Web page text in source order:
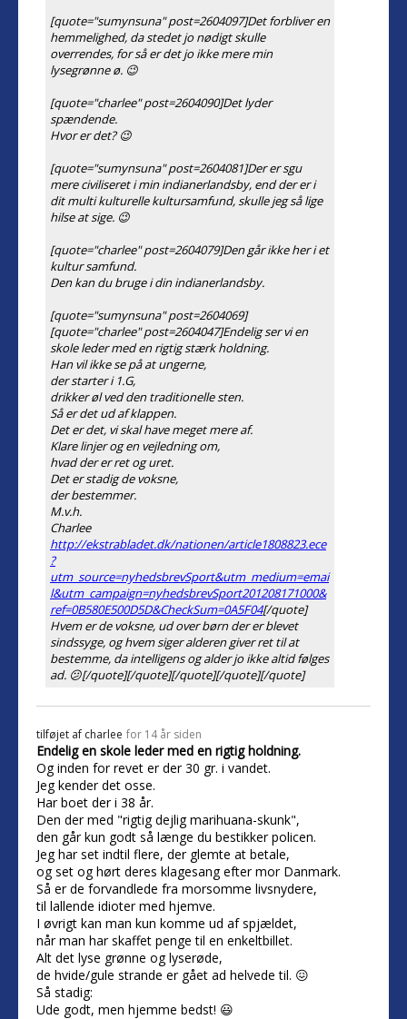
[quote="sumynsuna" post=2604097]Det forbliver en
hemmelighed, da stedet jo nødigt skulle
overrendes, for så er det jo ikke mere min
lysegrønne ø. 😉
[quote="charlee" post=2604090]Det lyder
spændende.
Hvor er det? 😉
[quote="sumynsuna" post=2604081]Der er sgu
mere civiliseret i min indianerlandsby, end der er i
dit multi kulturelle kultursamfund, skulle jeg så lige
hilse at sige. 😉
[quote="charlee" post=2604079]Den går ikke her i et
kultur samfund.
Den kan du bruge i din indianerlandsby.
[quote="sumynsuna" post=2604069]
[quote="charlee" post=2604047]Endelig ser vi en
skole leder med en rigtig stærk holdning.
Han vil ikke se på at ungerne,
der starter i 1.G,
drikker øl ved den traditionelle sten.
Så er det ud af klappen.
Det er det, vi skal have meget mere af.
Klare linjer og en vejledning om,
hvad der er ret og uret.
Det er stadig de voksne,
der bestemmer.
M.v.h.
Charlee
http://ekstrabladet.dk/nationen/article1808823.ece
?
utm_source=nyhedsbrevSport&utm_medium=emai
l&utm_campaign=nyhedsbrevSport201208171000&
ref=0B580E500D5D&CheckSum=0A5F04[/quote]
Hvem er de voksne, ud over børn der er blevet
sindssyge, og hvem siger alderen giver ret til at
bestemme, da intelligens og alder jo ikke altid følges
ad. 😕[/quote][/quote][/quote][/quote][/quote]
tilføjet af charlee for 14 år siden
Endelig en skole leder med en rigtig holdning.
Og inden for revet er der 30 gr. i vandet.
Jeg kender det osse.
Har boet der i 38 år.
Den der med "rigtig dejlig marihuana-skunk",
den går kun godt så længe du bestikker policen.
Jeg har set indtil flere, der glemte at betale,
og set og hørt deres klagesang efter mor Danmark.
Så er de forvandlede fra morsomme livsnydere,
til lallende idioter med hjemve.
I øvrigt kan man kun komme ud af spjældet,
når man har skaffet penge til en enkeltbillet.
Alt det lyse grønne og lyserøde,
de hvide/gule strande er gået ad helvede til. 😖
Så stadig:
Ude godt, men hjemme bedst! 😃